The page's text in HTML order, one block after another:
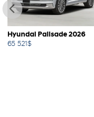
Hyundai Palisade 2026
65 521$